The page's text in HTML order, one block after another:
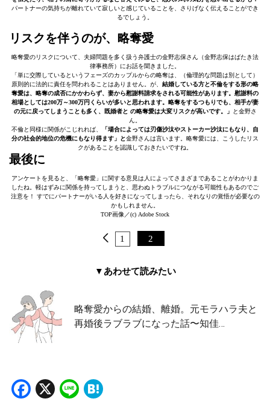
パートナーの気持ちが離れていて寂しいと感じていることを、さりげなく伝えることができ
るでしょう。
リスクを伴うのが、略奪愛
略奪愛のリスクについて、夫婦問題を多く扱う弁護士の金野志保さん（金野志保はばたき法
律事務所）にお話を聞きました。
「単に交際しているというフェーズのカップルからの略奪は、（倫理的な問題は別として）
原則的に法的に責任を問われることはありません。が、 結婚している方と不倫をする形の略
奪愛は、略奪の成否にかかわらず、妻から慰謝料請求をされる可能性があります。慰謝料の
相場としては200万～300万円くらいが多いと思われます。略奪をするつもりでも、相手が妻
の元に戻ってしまうことも多く、既婚者と の略奪愛は大変リスクが高いです。」
と金野さ
ん。
不倫と同様に関係がこじれれば、
「場合によっては刃傷沙汰やストーカー沙汰にもなり、自
分の社会的地位の危機にもなり得ます」と金野さんは言います。略奪愛には、こうしたリス
クがあることを認識しておきたいですね。
最後に
アンケートを見ると、「略奪愛」に関する意見は人によってさまざまであることがわかりま
したね。軽はずみに関係を持ってしまうと、思わぬトラブルにつながる可能性もあるのでご
注意を！ すでにパートナーがいる人を好きになってしまったら、それなりの覚悟が必要なの
かもしれません。
TOP画像／(c) Adobe Stock
1 2
▼あわせて読みたい
略奪愛からの結婚、離婚。元モラハラ夫と
再婚後ラブラブになった話〜知佳…
Facebook
X Line